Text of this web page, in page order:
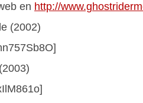
en http://
(2002)
(2003)